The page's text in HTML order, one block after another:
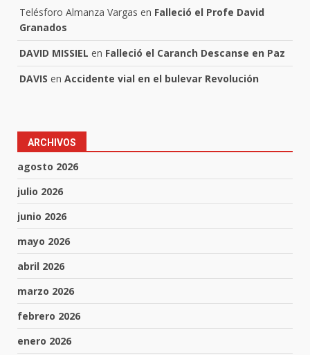
Telésforo Almanza Vargas en Falleció el Profe David
Granados
DAVID MISSIEL en Falleció el Caranch Descanse en Paz
DAVIS en Accidente vial en el bulevar Revolución
ARCHIVOS
agosto 2026
julio 2026
junio 2026
mayo 2026
abril 2026
marzo 2026
febrero 2026
enero 2026